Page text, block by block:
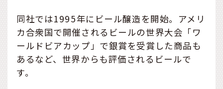
同社では1995年にビール醸造を開始。アメリ
カ合衆国で開催されるビールの世界大会「ワ
ールドビアカップ」で銀賞を受賞した商品も
あるなど、世界からも評価されるビールで
す。